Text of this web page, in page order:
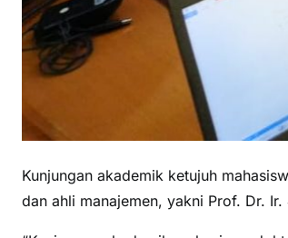
Kunjungan akademik ketujuh
dan ahli manajemen, yakni Prof. Dr.